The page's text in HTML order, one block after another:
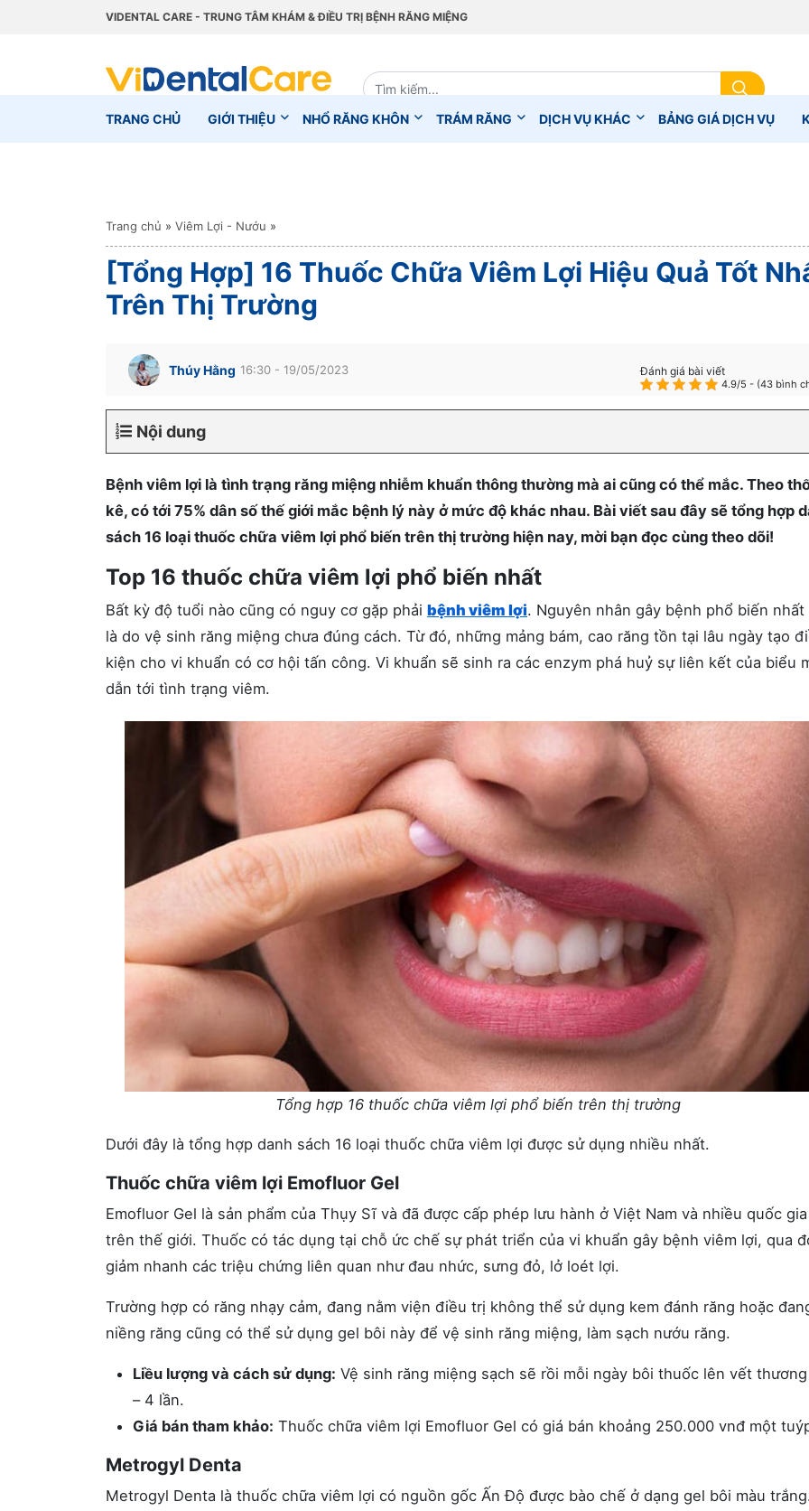
VIDENTAL CARE - TRUNG TÂM KHÁM & ĐIỀU TRỊ BỆNH RĂNG MIỆNG
TRANG CHỦ GIỚI THIỆU NHỔ RĂNG KHÔN TRÁM RĂNG DỊCH VỤ KHÁC BẢNG GIÁ DỊCH VỤ
Trang chủ » Viêm Lợi - Nướu »
[Tổng Hợp] 16 Thuốc Chữa Viêm Lợi Hiệu Quả Tốt
Trên Thị Trường
Thúy Hằng 16:30 - 19/05/2023 Đánh giá bài viết
4.9/5 - (43 bình
Nội dung
Bệnh viêm lợi là tình trạng răng miệng nhiễm khuẩn thông thường mà ai cũng có thể mắc. Theo
kê, có tới 75% dân số thế giới mắc bệnh lý này ở mức độ khác nhau. Bài viết sau đây sẽ tổng hợp
sách 16 loại thuốc chữa viêm lợi phổ biến trên thị trường hiện nay, mời bạn đọc cùng theo dõi!
Top 16 thuốc chữa viêm lợi phổ biến nhất
Bất kỳ độ tuổi nào cũng có nguy cơ gặp phải bệnh viêm lợi. Nguyên nhân gây bệnh phổ biến nhất
là do vệ sinh răng miệng chưa đúng cách. Từ đó, những mảng bám, cao răng tồn tại lâu ngày tạo
kiện cho vi khuẩn có cơ hội tấn công. Vi khuẩn sẽ sinh ra các enzym phá huỷ sự liên kết của biểu
dẫn tới tình trạng viêm.
Tổng hợp 16 thuốc chữa viêm lợi phổ biến trên thị trường
Dưới đây là tổng hợp danh sách 16 loại thuốc chữa viêm lợi được sử dụng nhiều nhất.
Thuốc chữa viêm lợi Emofluor Gel
Emofluor Gel là sản phẩm của Thụy Sĩ và đã được cấp phép lưu hành ở Việt Nam và nhiều quốc
trên thế giới. Thuốc có tác dụng tại chỗ ức chế sự phát triển của vi khuẩn gây bệnh viêm lợi, qua
giảm nhanh các triệu chứng liên quan như đau nhức, sưng đỏ, lở loét lợi.
Trường hợp có răng nhạy cảm, đang nằm viện điều trị không thể sử dụng kem đánh răng hoặc
niềng răng cũng có thể sử dụng gel bôi này để vệ sinh răng miệng, làm sạch nướu răng.
Liều lượng và cách sử dụng: Vệ sinh răng miệng sạch sẽ rồi mỗi ngày bôi thuốc lên vết
– 4 lần.
Giá bán tham khảo: Thuốc chữa viêm lợi Emofluor Gel có giá bán khoảng 250.000 vnđ một
Metrogyl Denta
Metrogyl Denta là thuốc chữa viêm lợi có nguồn gốc Ấn Độ được bào chế ở dạng gel bôi màu